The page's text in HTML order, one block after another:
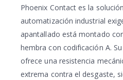
Phoenix Contact es la
automatización industrial
apantallado está montado
hembra con codificación A.
ofrece una resistencia
extrema contra el desgaste,